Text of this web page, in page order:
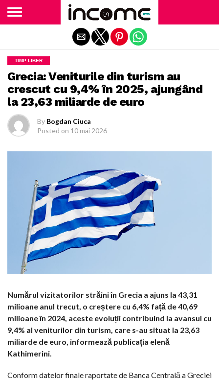
TIMP LIBER
Grecia: Veniturile din turism au
crescut cu 9,4% în 2025, ajungând
la 23,63 miliarde de euro
By Bogdan Ciuca
Posted on 10 mai 2026
Numărul vizitatorilor străini în Grecia a ajuns la 43,31
milioane anul trecut, o creștere cu 6,4% față de 40,69
milioane în 2024, aceste evoluții contribuind la avansul cu
9,4% al veniturilor din turism, care s-au situat la 23,63
miliarde de euro, informează publicația elenă
Kathimerini.
Conform datelor finale raportate de Banca Centrală a Greciei
Exit mobile version